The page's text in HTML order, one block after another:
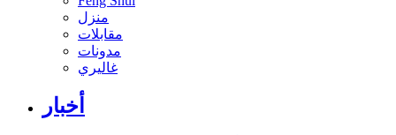
منزل
مقابلات
مدونات
غاليري
أخبار